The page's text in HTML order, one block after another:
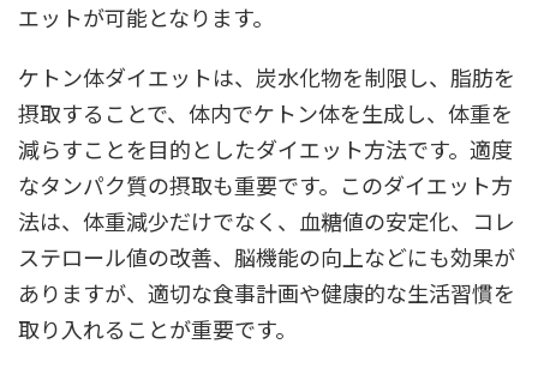
エットが可能となります。
ケトン体ダイエットは、炭水化物を制限し、脂肪を
摂取することで、体内でケトン体を生成し、体重を
減らすことを目的としたダイエット方法です。適度
なタンパク質の摂取も重要です。このダイエット方
法は、体重減少だけでなく、血糖値の安定化、コレ
ステロール値の改善、脳機能の向上などにも効果が
ありますが、適切な食事計画や健康的な生活習慣を
取り入れることが重要です。